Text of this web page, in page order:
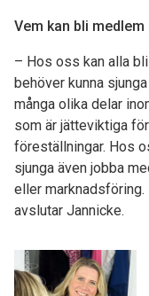
Vem kan bli medlem
– Hos oss kan alla
behöver kunna
många olika delar
som är jätteviktiga
föreställningar. Hos
sjunga även jobba
eller
avslutar Jannicke.